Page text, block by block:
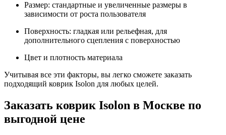
Размер: стандартные и увеличенные размеры в
зависимости от роста пользователя
Поверхность: гладкая или рельефная, для
дополнительного сцепления с поверхностью
Цвет и плотность материала
Учитывая все эти факторы, вы легко сможете заказать
подходящий коврик Isolon для любых целей.
Заказать коврик Isolon в Москве по
выгодной цене